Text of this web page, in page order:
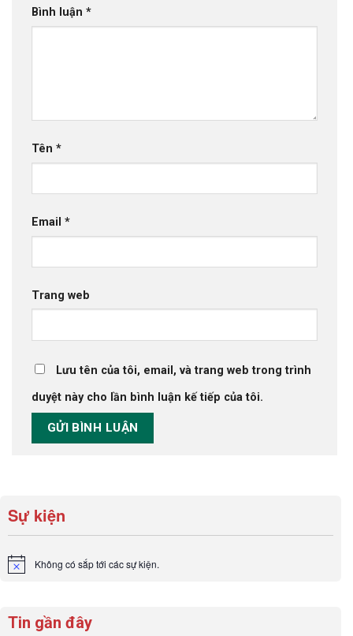
Bình luận *
Tên *
Email *
Trang web
Lưu tên của tôi, email, và trang web trong trình
duyệt này cho lần bình luận kế tiếp của tôi.
Sự kiện
Notice Không có sắp tới các sự kiện.
Tin gần đây